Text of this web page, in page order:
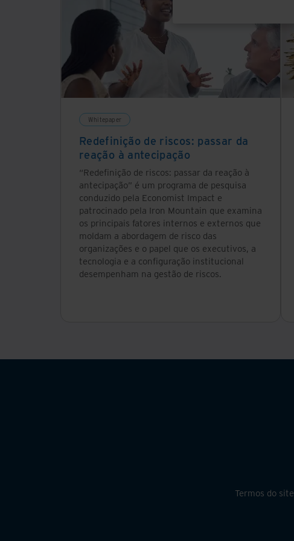
Whitepaper
Redefinição de riscos: passar da
reação à antecipação
“Redefinição de riscos: passar da reação à
antecipação” é um programa de pesquisa
conduzido pela Economist Impact e
patrocinado pela Iron Mountain que examina
os principais fatores internos e externos que
moldam a abordagem de risco das
organizações e o papel que os executivos, a
tecnologia e a configuração institucional
desempenham na gestão de riscos.
Termos do site